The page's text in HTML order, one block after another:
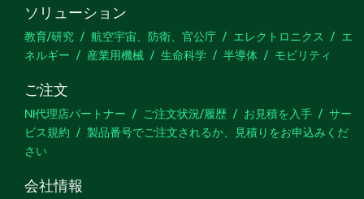
ソリューション
教育/研究 航空宇宙、防衛、官公庁 エレクトロニクス
エ
ネルギー
産業用機械 生命科学 半導体 モビリティ
ご注文
NI代理店パートナー ご注文状況/履歴 お見積を入手
サー
ビス規約
製品番号でご注文されるか、見積りをお申込みくだ
さい
会社情報